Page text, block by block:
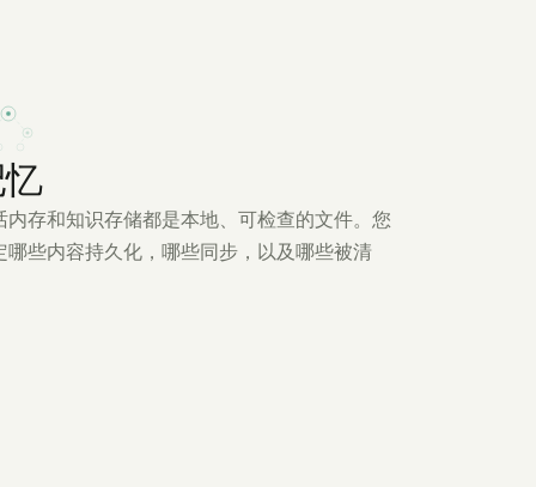
内存和知识存储都是本地、可检查的文件。您
哪些内容持久化，哪些同步，以及哪些被清